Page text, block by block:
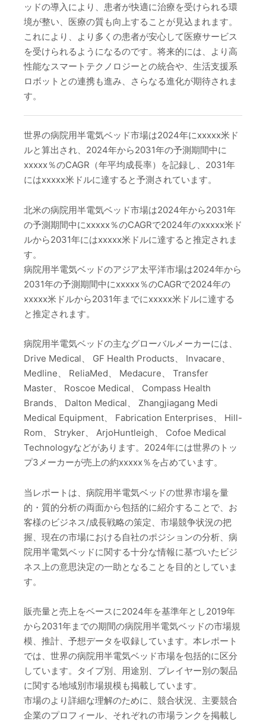
ッドの導入により、患者が快適に治療を受けられる環
境が整い、医療の質も向上することが見込まれます。
これにより、より多くの患者が安心して医療サービス
を受けられるようになるのです。将来的には、より高
性能なスマートテクノロジーとの統合や、生活支援系
ロボットとの連携も進み、さらなる進化が期待されま
す。
世界の病院用半電気ベッド市場は2024年にxxxxx米ド
ルと算出され、2024年から2031年の予測期間中に
xxxxx％のCAGR（年平均成長率）を記録し、2031年
にはxxxxx米ドルに達すると予測されています。
北米の病院用半電気ベッド市場は2024年から2031年
の予測期間中にxxxxx％のCAGRで2024年のxxxxx米ド
ルから2031年にはxxxxx米ドルに達すると推定されま
す。
病院用半電気ベッドのアジア太平洋市場は2024年から
2031年の予測期間中にxxxxx％のCAGRで2024年の
xxxxx米ドルから2031年までにxxxxx米ドルに達する
と推定されます。
病院用半電気ベッドの主なグローバルメーカーには、
Drive Medical、 GF Health Products、 Invacare、
Medline、 ReliaMed、 Medacure、 Transfer
Master、 Roscoe Medical、 Compass Health
Brands、 Dalton Medical、 Zhangjiagang Medi
Medical Equipment、 Fabrication Enterprises、 Hill-
Rom、 Stryker、 ArjoHuntleigh、 Cofoe Medical
Technologyなどがあります。2024年には世界のトッ
プ3メーカーが売上の約xxxxx％を占めています。
当レポートは、病院用半電気ベッドの世界市場を量
的・質的分析の両面から包括的に紹介することで、お
客様のビジネス/成長戦略の策定、市場競争状況の把
握、現在の市場における自社のポジションの分析、病
院用半電気ベッドに関する十分な情報に基づいたビジ
ネス上の意思決定の一助となることを目的としていま
す。
販売量と売上をベースに2024年を基準年とし2019年
から2031年までの期間の病院用半電気ベッドの市場規
模、推計、予想データを収録しています。本レポート
では、世界の病院用半電気ベッド市場を包括的に区分
しています。タイプ別、用途別、プレイヤー別の製品
に関する地域別市場規模も掲載しています。
市場のより詳細な理解のために、競合状況、主要競合
企業のプロフィール、それぞれの市場ランクを掲載し